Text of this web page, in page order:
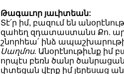
Թագաւոր յաւիտեան:
Տէ՛ր իմ, բազում են
զահեղ զդատաստանս Քո.
շնորհեա՛ ինձ
Սաղմոս. Անօրէնութիւնք իմ
որպէս բեռն ծանր
փտեցան վէրք իմ յերեսաց